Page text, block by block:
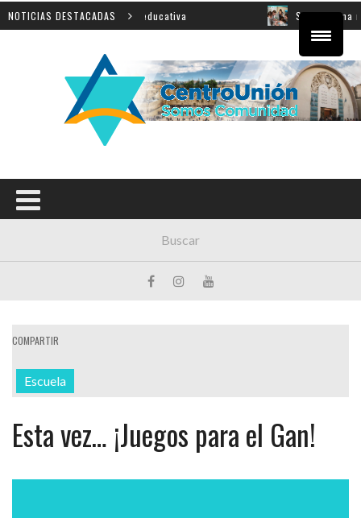
NOTICIAS DESTACADAS
sobre innovación educativa Shahak: una nueva
COMPARTIR
Escuela
Esta vez… ¡Juegos para el Gan!